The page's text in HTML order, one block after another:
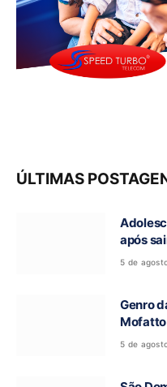
ÚLTIMAS
após
Campos
5 de
Genro
Mofatto
na BR-
5 de